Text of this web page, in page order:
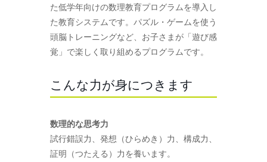
た低学年向けの数理教育プログラムを導入し
た教育システムです。パズル・ゲームを使う
頭脳トレーニングなど、お子さまが「遊び感
覚」で楽しく取り組めるプログラムです。
こんな力が身につきます
数理的な思考力
試行錯誤力、発想（ひらめき）力、構成力、
証明（つたえる）力を養います。